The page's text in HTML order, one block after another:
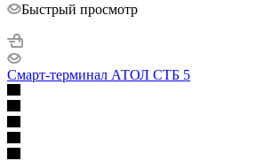
Быстрый просмотр
Смарт-терминал АТОЛ СТБ 5